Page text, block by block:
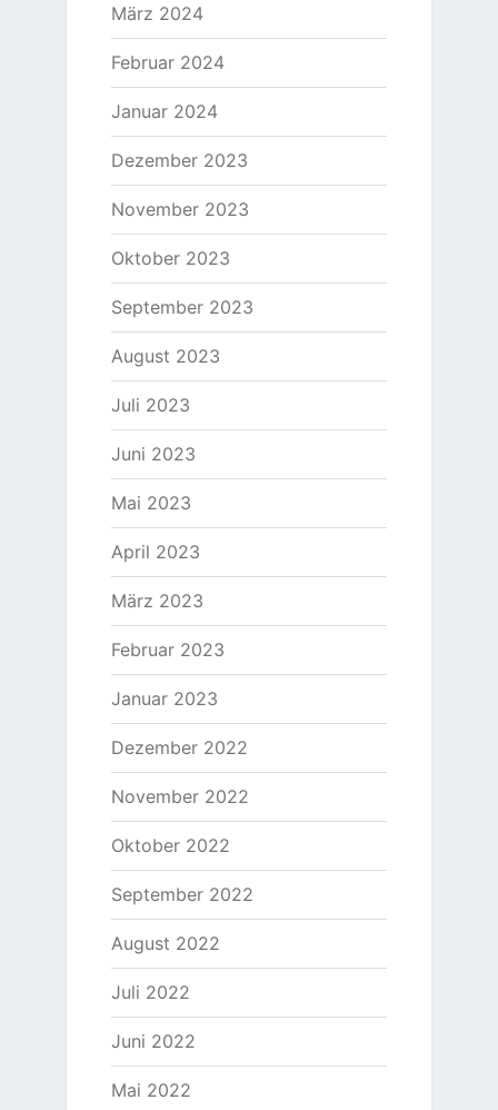
März 2024
Februar 2024
Januar 2024
Dezember 2023
November 2023
Oktober 2023
September 2023
August 2023
Juli 2023
Juni 2023
Mai 2023
April 2023
März 2023
Februar 2023
Januar 2023
Dezember 2022
November 2022
Oktober 2022
September 2022
August 2022
Juli 2022
Juni 2022
Mai 2022